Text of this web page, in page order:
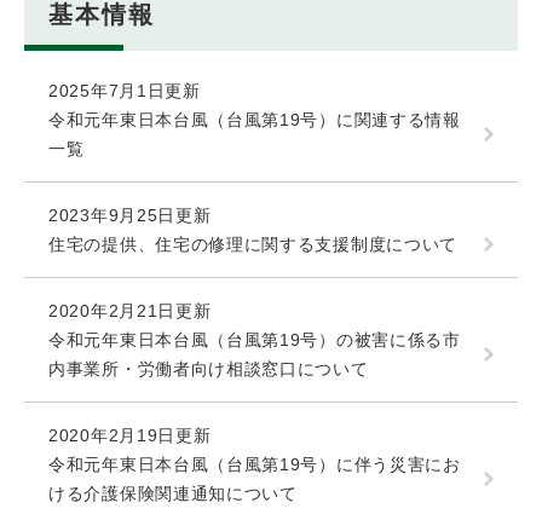
基本情報
2025年7月1日更新
令和元年東日本台風（台風第19号）に関連する情報
一覧
2023年9月25日更新
住宅の提供、住宅の修理に関する支援制度について
2020年2月21日更新
令和元年東日本台風（台風第19号）の被害に係る市
内事業所・労働者向け相談窓口について
2020年2月19日更新
令和元年東日本台風（台風第19号）に伴う災害にお
ける介護保険関連通知について